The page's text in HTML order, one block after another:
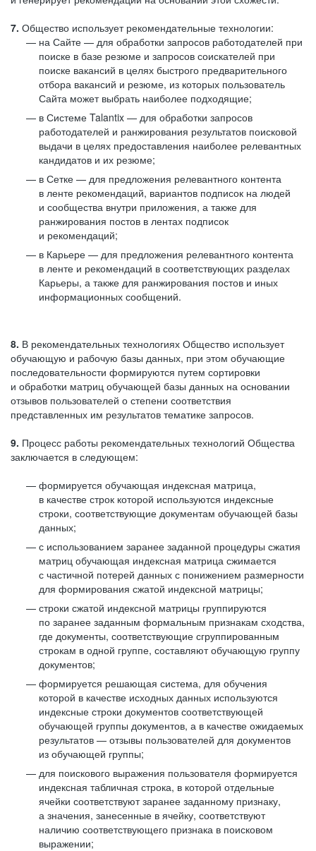
7. Общество использует рекомендательные технологии:
на Сайте — для обработки запросов работодателей при
поиске в базе резюме и запросов соискателей при
поиске вакансий в целях быстрого предварительного
отбора вакансий и резюме, из которых пользователь
Сайта может выбрать наиболее подходящие;
в Системе Talantix — для обработки запросов
работодателей и ранжирования результатов поисковой
выдачи в целях предоставления наиболее релевантных
кандидатов и их резюме;
в Сетке — для предложения релевантного контента
в ленте рекомендаций, вариантов подписок на людей
и сообщества внутри приложения, а также для
ранжирования постов в лентах подписок
и рекомендаций;
в Карьере — для предложения релевантного контента
в ленте и рекомендаций в соответствующих разделах
Карьеры, а также для ранжирования постов и иных
информационных сообщений.
8. В рекомендательных технологиях Общество использует
обучающую и рабочую базы данных, при этом обучающие
последовательности формируются путем сортировки
и обработки матриц обучающей базы данных на основании
отзывов пользователей о степени соответствия
представленных им результатов тематике запросов.
9. Процесс работы рекомендательных технологий Общества
заключается в следующем:
формируется обучающая индексная матрица,
в качестве строк которой используются индексные
строки, соответствующие документам обучающей базы
данных;
с использованием заранее заданной процедуры сжатия
матриц обучающая индексная матрица сжимается
с частичной потерей данных с понижением размерности
для формирования сжатой индексной матрицы;
строки сжатой индексной матрицы группируются
по заранее заданным формальным признакам сходства,
где документы, соответствующие сгруппированным
строкам в одной группе, составляют обучающую группу
документов;
формируется решающая система, для обучения
которой в качестве исходных данных используются
индексные строки документов соответствующей
обучающей группы документов, а в качестве ожидаемых
результатов — отзывы пользователей для документов
из обучающей группы;
для поискового выражения пользователя формируется
индексная табличная строка, в которой отдельные
ячейки соответствуют заранее заданному признаку,
а значения, занесенные в ячейку, соответствуют
наличию соответствующего признака в поисковом
выражении;